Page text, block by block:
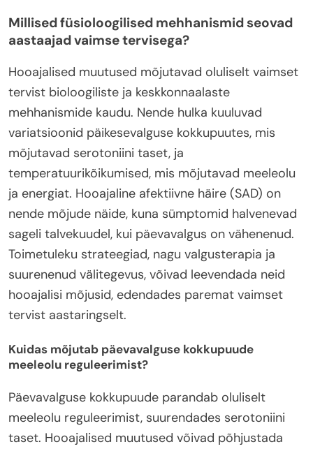
Millised füsioloogilised mehhanismid seovad
aastaajad vaimse tervisega?
Hooajalised muutused mõjutavad oluliselt vaimset
tervist bioloogiliste ja keskkonnaalaste
mehhanismide kaudu. Nende hulka kuuluvad
variatsioonid päikesevalguse kokkupuutes, mis
mõjutavad serotoniini taset, ja
temperatuurikõikumised, mis mõjutavad meeleolu
ja energiat. Hooajaline afektiivne häire (SAD) on
nende mõjude näide, kuna sümptomid halvenevad
sageli talvekuudel, kui päevavalgus on vähenenud.
Toimetuleku strateegiad, nagu valgusterapia ja
suurenenud välitegevus, võivad leevendada neid
hooajalisi mõjusid, edendades paremat vaimset
tervist aastaringselt.
Kuidas mõjutab päevavalguse kokkupuude
meeleolu reguleerimist?
Päevavalguse kokkupuude parandab oluliselt
meeleolu reguleerimist, suurendades serotoniini
taset. Hooajalised muutused võivad põhjustada